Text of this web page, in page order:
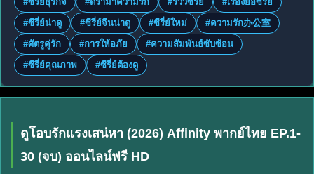
#ซีรี่ย์น่าดู
#ซีรี่ย์จีนน่าดู #ซีรี่ย์ใหม่
#ความรัก办公室
#ศัตรูคู่รัก
#การให้อภัย
#ความสัมพันธ์ซับซ้อน
#ซีรี่ย์คุณภาพ
#ซีรี่ย์ต้องดู
ดูโอบรักแรงเสน่หา (2026) Affinity พากย์ไทย EP.1-
30 (จบ) ออนไลน์ฟรี HD